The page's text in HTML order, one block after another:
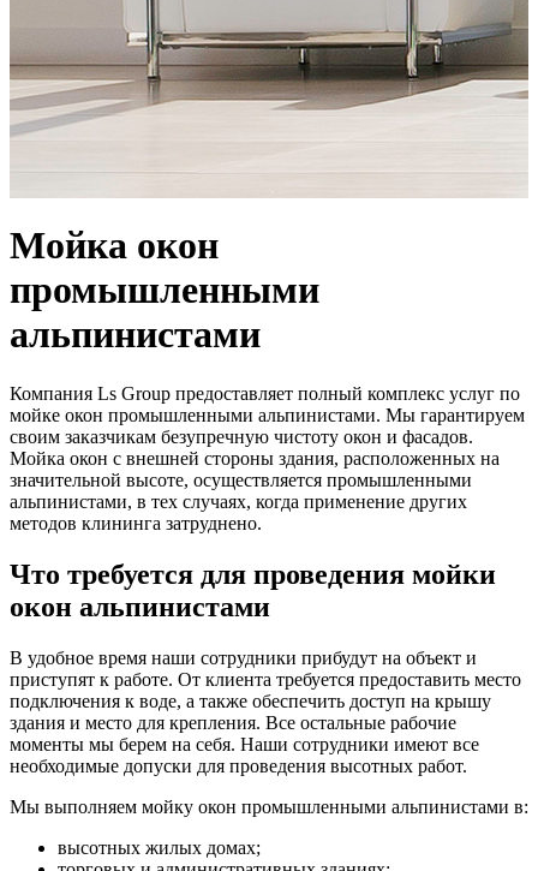
Мойка окон
промышленными
альпинистами
Компания Ls Group предоставляет полный комплекс услуг по
мойке окон промышленными альпинистами. Мы гарантируем
своим заказчикам безупречную чистоту окон и фасадов.
Мойка окон с внешней стороны здания, расположенных на
значительной высоте, осуществляется промышленными
альпинистами, в тех случаях, когда применение других
методов клининга затруднено.
Что требуется для проведения мойки
окон альпинистами
В удобное время наши сотрудники прибудут на объект и
приступят к работе. От клиента требуется предоставить место
подключения к воде, а также обеспечить доступ на крышу
здания и место для крепления. Все остальные рабочие
моменты мы берем на себя. Наши сотрудники имеют все
необходимые допуски для проведения высотных работ.
Мы выполняем мойку окон промышленными альпинистами в:
высотных жилых домах;